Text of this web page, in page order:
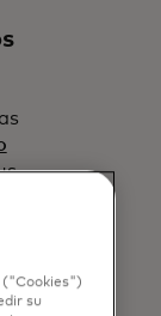
("Cookies")
su